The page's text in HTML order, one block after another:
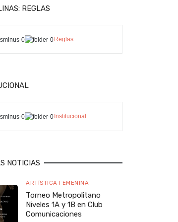
REGLAS
Reglas
Institucional
NOTICIAS
ARTÍSTICA FEMENINA
Torneo Metropolitano
Niveles 1A y 1B en Club
Comunicaciones